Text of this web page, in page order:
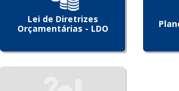
Lei de Diretrizes
Orçamentárias - LDO